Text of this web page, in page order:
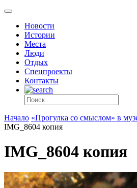
Новости
Истории
Места
Люди
Отдых
Спецпроекты
Контакты
Начало «Прогулка со смыслом» в
IMG_8604 копия
IMG_8604 копия